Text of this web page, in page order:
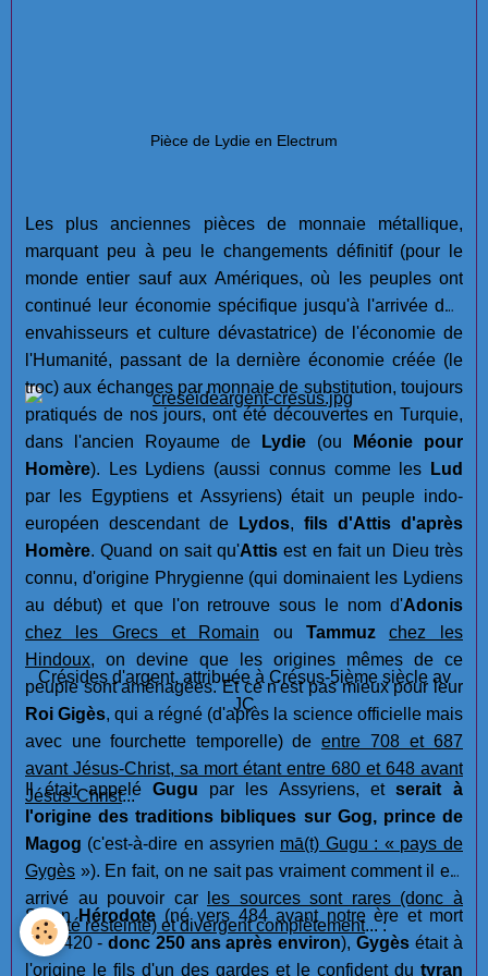
Pièce de Lydie en Electrum
Les plus anciennes pièces de monnaie métallique,
marquant peu à peu le changements définitif (pour le
monde entier sauf aux Amériques, où les peuples ont
continué leur économie spécifique jusqu'à l'arrivée des
envahisseurs et culture dévastatrice) de l'économie de
l'Humanité, passant de la dernière économie créée (le
troc) aux échanges par monnaie de substitution, toujours
pratiqués de nos jours, ont été découvertes en Turquie,
dans l'ancien Royaume de
Lydie (ou
Méonie pour
Homère). Les Lydiens (aussi connus comme les
Lud
par les Egyptiens et Assyriens) était un peuple indo-
européen descendant de
Lydos, fils d'Attis d'après
Homère. Quand on sait qu'Attis est en fait un Dieu très
connu, d'origine Phrygienne (qui dominaient les Lydiens
au début) et que l'on retrouve sous le nom d'Adonis
chez les Grecs et Romain ou Tammuz
chez les
Hindoux, on devine que les origines mêmes de ce
peuple sont aménagées. Et ce n'est pas mieux pour leur
Roi Gigès, qui a régné (d'après la science officielle mais
avec une fourchette temporelle) de entre 708 et 687
avant Jésus-Christ, sa mort étant entre 680 et 648 avant
Jésus-Christ...
Crésides d'argent, attribuée à Crésus-5ième siècle av
JC
Il était appelé Gugu par les Assyriens, et serait à
l'origine des traditions bibliques sur Gog, prince de
Magog (c'est-à-dire en assyrien mā(t) Gugu : « pays de
Gygès »). En fait, on ne sait pas vraiment comment il est
arrivé au pouvoir car
les sources sont rares (donc à
fiabilité resteinte) et divergent complètement... :
SelonHérodote (né vers 484 avant notre ère et mort
vers 420 - donc 250 ans après environ), Gygès était à
l'origine le fils d'un des gardes et le confident du tyran